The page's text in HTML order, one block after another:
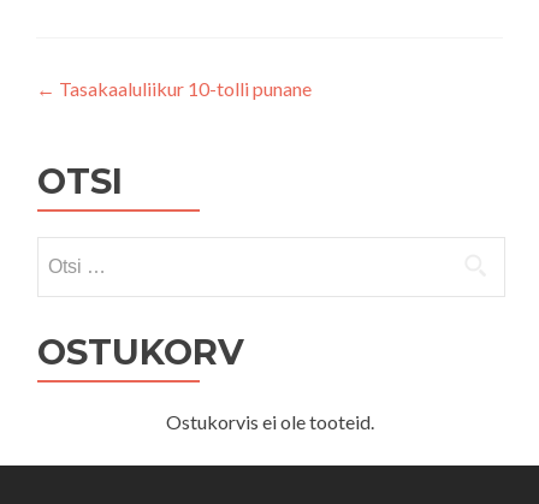
Navigeerimine
← Tasakaaluliikur 10-tolli punane
OTSI
OSTUKORV
Ostukorvis ei ole tooteid.